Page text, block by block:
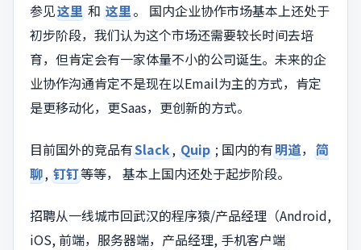
参见这里 和 这里。 国内企业协作市场基本上还处于
初步阶段，我们认为这个市场还需要较长时间去培
育，但肯定会有一家体量不小的公司诞生。未来的企
业协作沟通肯定不是现在以Email为主的方式，肯定
是更移动化，更Saas，更创新的方式。
目前国外的竞品有Slack, Quip ; 国内的有明道， 简
聊, 钉钉等等， 基本上国内还处于起步阶段。
招聘从一线城市回武汉的程序猿/产品经理（Android,
iOS, 前端，服务器端，产品经理, 手机客户端